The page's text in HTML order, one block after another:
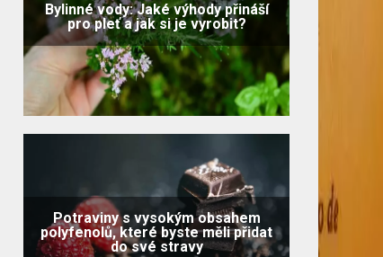
Bylinné vody: Jaké výhody přináší
pro pleť a jak si je vyrobit?
Potraviny s vysokým obsahem
polyfenolů, které byste měli přidat
do své stravy